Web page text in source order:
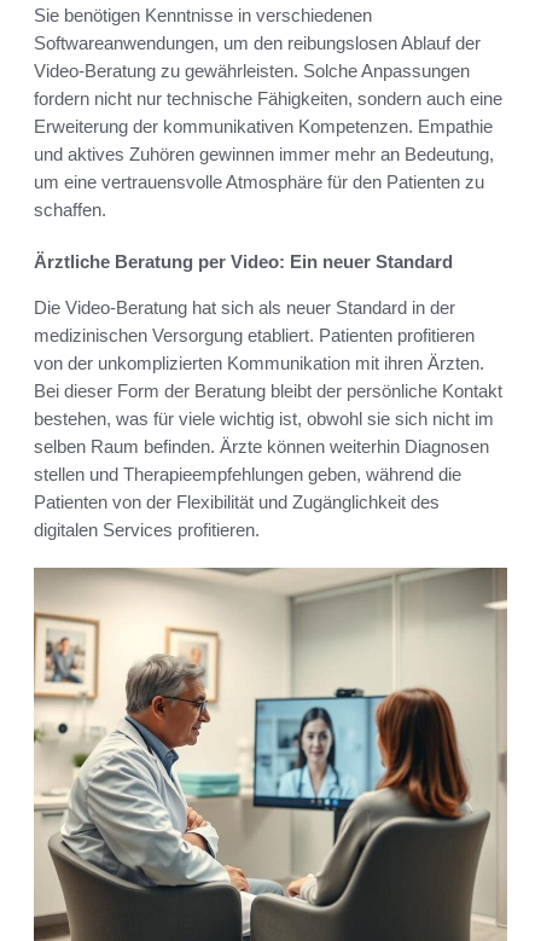
Sie benötigen Kenntnisse in verschiedenen
Softwareanwendungen, um den reibungslosen Ablauf der
Video-Beratung zu gewährleisten. Solche Anpassungen
fordern nicht nur technische Fähigkeiten, sondern auch eine
Erweiterung der kommunikativen Kompetenzen. Empathie
und aktives Zuhören gewinnen immer mehr an Bedeutung,
um eine vertrauensvolle Atmosphäre für den Patienten zu
schaffen.
Ärztliche Beratung per Video: Ein neuer Standard
Die Video-Beratung hat sich als neuer Standard in der
medizinischen Versorgung etabliert. Patienten profitieren
von der unkomplizierten Kommunikation mit ihren Ärzten.
Bei dieser Form der Beratung bleibt der persönliche Kontakt
bestehen, was für viele wichtig ist, obwohl sie sich nicht im
selben Raum befinden. Ärzte können weiterhin Diagnosen
stellen und Therapieempfehlungen geben, während die
Patienten von der Flexibilität und Zugänglichkeit des
digitalen Services profitieren.